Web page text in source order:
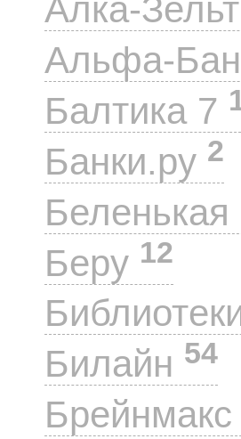
Алка-
Альфа-
Балтика 7
Банки.ру 2
Беленькая
Беру 12
Билайн 54
Брейнмакс